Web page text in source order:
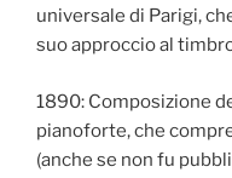
universale di Parigi,
suo approccio al
1890: Composizione
pianoforte, che
(anche se non fu